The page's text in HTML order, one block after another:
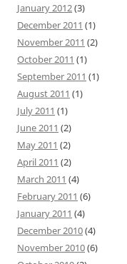
January 2012(3)
December 2011 (1)
November 2011 (2)
October 2011 (1)
September 2011 (1)
August 2011 (1)
July 2011 (1)
June 2011 (2)
May 2011 (2)
April 2011 (2)
March 2011 (4)
February 2011 (6)
January 2011 (4)
December 2010(4)
November 2010(6)